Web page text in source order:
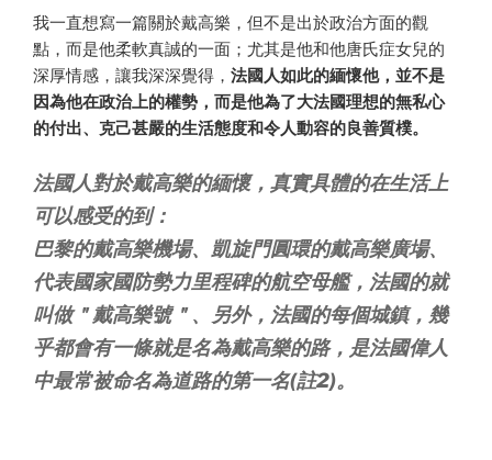
我一直想寫一篇關於戴高樂，但不是出於政治方面的觀
點，而是他柔軟真誠的一面；尤其是他和他唐氏症女兒的
深厚情感，讓我深深覺得， 法國人如此的緬懷他，並不是
因為他在政治上的權勢，而是他為了大法國理想的無私心
的付出、克己甚嚴的生活態度和令人動容的良善質樸。
法國人對於戴高樂的緬懷，真實具體的在生活上
可以感受的到：
巴黎的戴高樂機場、凱旋門圓環的戴高樂廣場、
代表國家國防勢力里程碑的航空母艦，法國的就
叫做＂戴高樂號＂、另外，法國的每個城鎮，幾
乎都會有一條就是名為戴高樂的路，是法國偉人
中最常被命名為道路的第一名(註2)。